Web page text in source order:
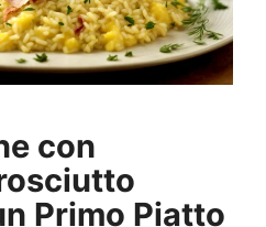
con
Primo Piatto